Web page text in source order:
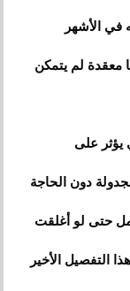
في الأشهر
معقدة لم يتمكن
يؤثر على
دون الحاجة
حتى لو أغلقت
التفصيل الأخير